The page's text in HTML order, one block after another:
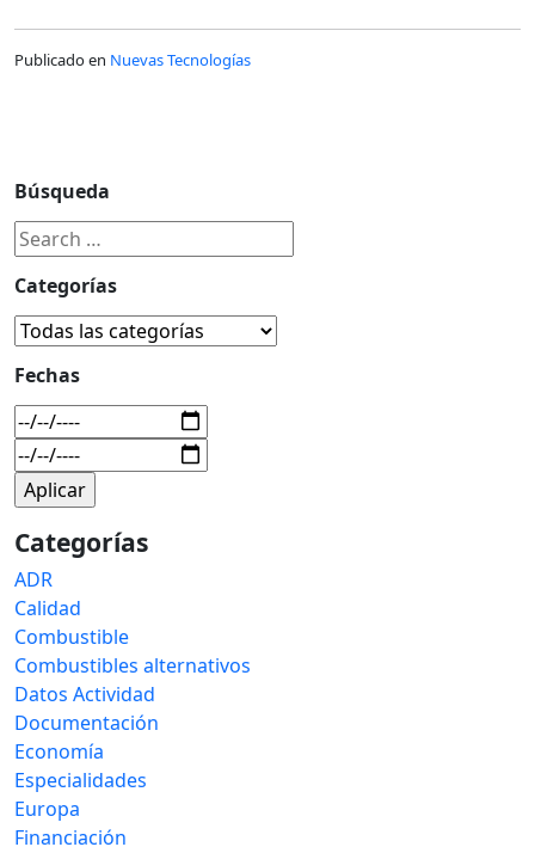
Publicado en Nuevas Tecnologías
Búsqueda
Categorías
Fechas
Categorías
ADR
Calidad
Combustible
Combustibles alternativos
Datos Actividad
Documentación
Economía
Especialidades
Europa
Financiación